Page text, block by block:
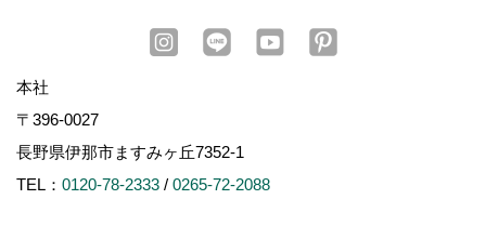
本社
〒396-0027
長野県伊那市ますみヶ丘7352-1
TEL： 0120-78-2333 / 0265-72-2088